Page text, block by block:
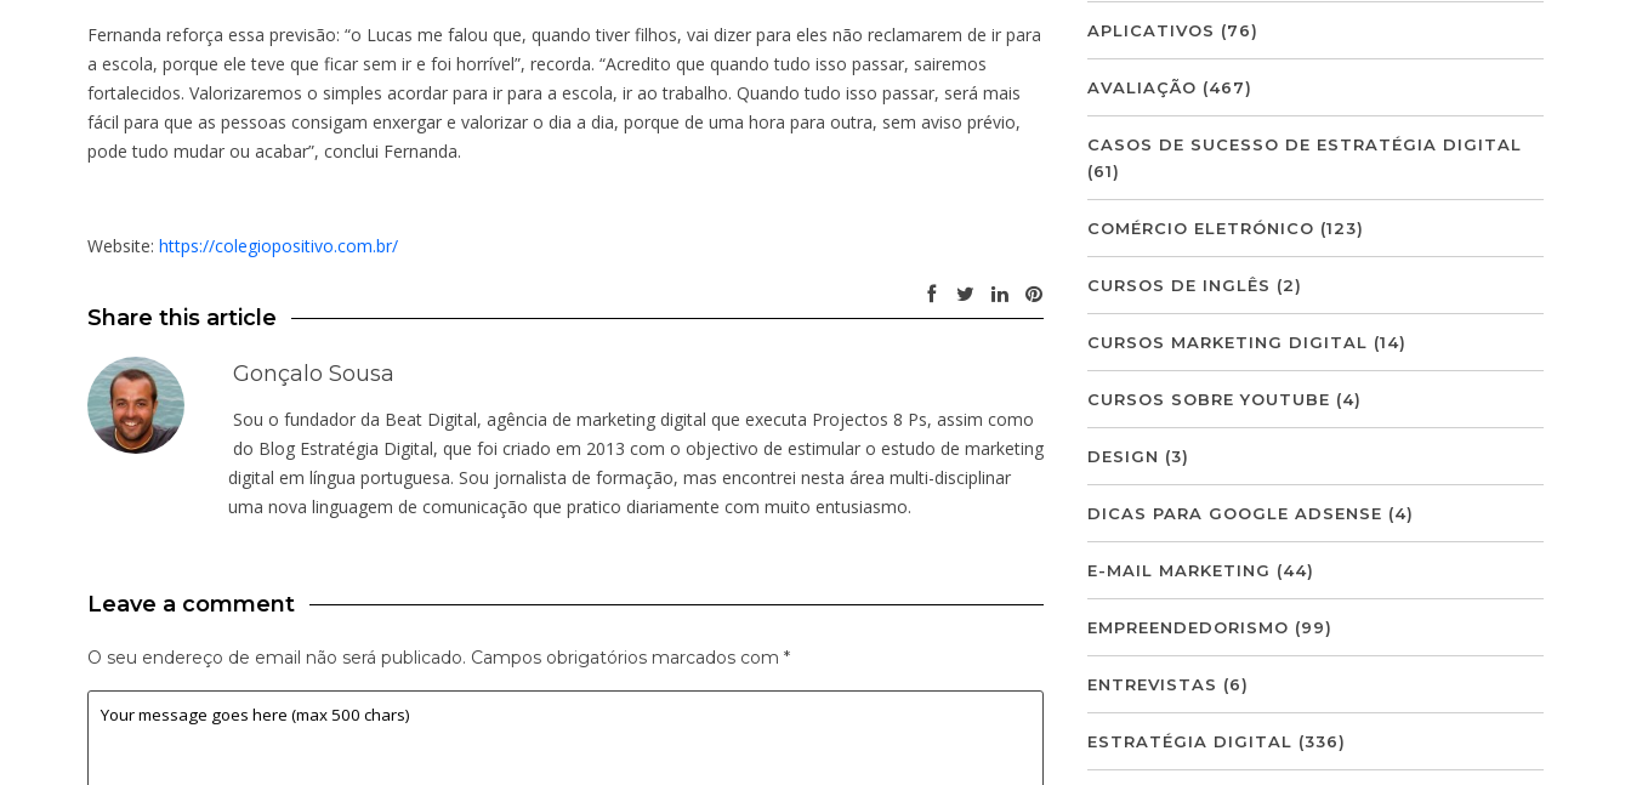
Fernanda reforça essa previsão: “o Lucas me falou que, quando tiver filhos, vai dizer para eles não reclamarem de ir para
a escola, porque ele teve que ficar sem ir e foi horrível”, recorda. “Acredito que quando tudo isso passar, sairemos
fortalecidos. Valorizaremos o simples acordar para ir para a escola, ir ao trabalho. Quando tudo isso passar, será mais
fácil para que as pessoas consigam enxergar e valorizar o dia a dia, porque de uma hora para outra, sem aviso prévio,
pode tudo mudar ou acabar”, conclui Fernanda.
Website: https://colegiopositivo.com.br/
Share this article
Gonçalo Sousa
Sou o fundador da Beat Digital, agência de marketing digital que executa Projectos 8 Ps, assim como
do Blog Estratégia Digital, que foi criado em 2013 com o objectivo de estimular o estudo de marketing
digital em língua portuguesa. Sou jornalista de formação, mas encontrei nesta área multi-disciplinar
uma nova linguagem de comunicação que pratico diariamente com muito entusiasmo.
Leave a comment
O seu endereço de email não será publicado. Campos obrigatórios marcados com *
APLICATIVOS (76)
AVALIAÇÃO (467)
CASOS DE SUCESSO DE ESTRATÉGIA DIGITAL
(61)
COMÉRCIO ELETRÓNICO (123)
CURSOS DE INGLÊS (2)
CURSOS MARKETING DIGITAL (14)
CURSOS SOBRE YOUTUBE (4)
DESIGN (3)
DICAS PARA GOOGLE ADSENSE (4)
E-MAIL MARKETING (44)
EMPREENDEDORISMO (99)
ENTREVISTAS (6)
ESTRATÉGIA DIGITAL (336)